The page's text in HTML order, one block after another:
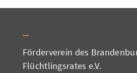
Förderverein des
Flüchtlingsrates e.V.